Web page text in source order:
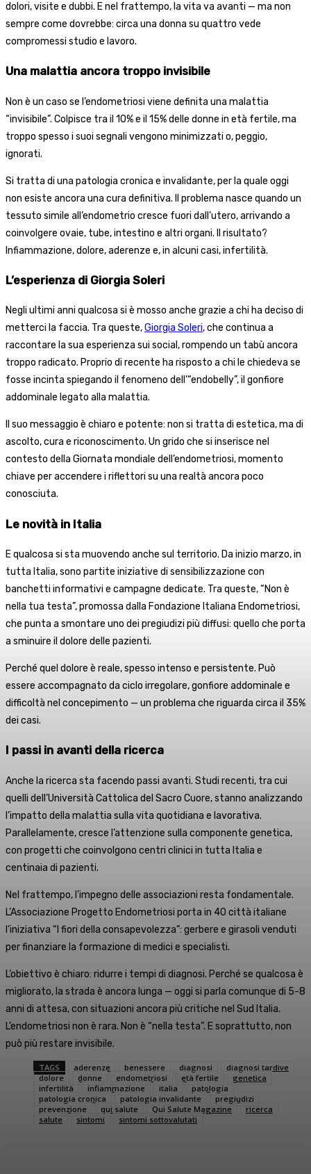
dolori, visite e dubbi. E nel frattempo, la vita va avanti — ma non
sempre come dovrebbe: circa una donna su quattro vede
compromessi studio e lavoro.
Una malattia ancora troppo invisibile
Non è un caso se l’endometriosi viene definita una malattia
“invisibile”. Colpisce tra il 10% e il 15% delle donne in età fertile, ma
troppo spesso i suoi segnali vengono minimizzati o, peggio,
ignorati.
Si tratta di una patologia cronica e invalidante, per la quale oggi
non esiste ancora una cura definitiva. Il problema nasce quando un
tessuto simile all’endometrio cresce fuori dall’utero, arrivando a
coinvolgere ovaie, tube, intestino e altri organi. Il risultato?
Infiammazione, dolore, aderenze e, in alcuni casi, infertilità.
L’esperienza di Giorgia Soleri
Negli ultimi anni qualcosa si è mosso anche grazie a chi ha deciso di
metterci la faccia. Tra queste,Giorgia Soleri, che continua a
raccontare la sua esperienza sui social, rompendo un tabù ancora
troppo radicato. Proprio di recente ha risposto a chi le chiedeva se
fosse incinta spiegando il fenomeno dell’“endobelly”, il gonfiore
addominale legato alla malattia.
Il suo messaggio è chiaro e potente: non si tratta di estetica, ma di
ascolto, cura e riconoscimento. Un grido che si inserisce nel
contesto della Giornata mondiale dell’endometriosi, momento
chiave per accendere i riflettori su una realtà ancora poco
conosciuta.
Le novità in Italia
E qualcosa si sta muovendo anche sul territorio. Da inizio marzo, in
tutta Italia, sono partite iniziative di sensibilizzazione con
banchetti informativi e campagne dedicate. Tra queste, “Non è
nella tua testa”, promossa dalla Fondazione Italiana Endometriosi,
che punta a smontare uno dei pregiudizi più diffusi: quello che porta
a sminuire il dolore delle pazienti.
Perché quel dolore è reale, spesso intenso e persistente. Può
essere accompagnato da ciclo irregolare, gonfiore addominale e
difficoltà nel concepimento — un problema che riguarda circa il 35%
dei casi.
I passi in avanti della ricerca
Anche la ricerca sta facendo passi avanti. Studi recenti, tra cui
quelli dell’Università Cattolica del Sacro Cuore, stanno analizzando
l’impatto della malattia sulla vita quotidiana e lavorativa.
Parallelamente, cresce l’attenzione sulla componente genetica,
con progetti che coinvolgono centri clinici in tutta Italia e
centinaia di pazienti.
Nel frattempo, l’impegno delle associazioni resta fondamentale.
L’Associazione Progetto Endometriosi porta in 40 città italiane
l’iniziativa “I fiori della consapevolezza”: gerbere e girasoli venduti
per finanziare la formazione di medici e specialisti.
L’obiettivo è chiaro: ridurre i tempi di diagnosi. Perché se qualcosa è
migliorato, la strada è ancora lunga — oggi si parla comunque di 5-8
anni di attesa, con situazioni ancora più critiche nel Sud Italia.
L’endometriosi non è rara. Non è “nella testa”. E soprattutto, non
può più restare invisibile.
TAGS aderenze benessere diagnosi
diagnosi tardive
dolore
donne endometriosi età fertile
genetica
infertilità
infiammazione italia
patologia
patologia cronica
patologia invalidante
pregiudizi
prevenzione
qui salute Qui Salute Magazine
ricerca
salute
sintomi sintomi sottovalutati